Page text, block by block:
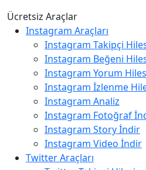
Ücretsiz Araçlar
Instagram Araçları
Instagram Takipçi
Instagram Beğeni
Instagram Yorum
Instagram İzlenme
Instagram Analiz
Instagram Fotoğraf
Instagram Story İndir
Instagram Video İndir
Twitter Araçları